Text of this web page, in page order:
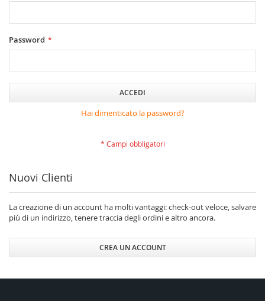
Password
ACCEDI
Hai dimenticato la password?
Nuovi Clienti
La creazione di un account ha molti vantaggi: check-out veloce, salvare
più di un indirizzo, tenere traccia degli ordini e altro ancora.
CREA UN ACCOUNT